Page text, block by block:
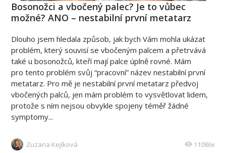
Bosonožci a vbočený palec? Je to vůbec
možné? ANO – nestabilní první metatarz
Dlouho jsem hledala způsob, jak bych Vám mohla ukázat
problém, který souvisí se vbočeným palcem a přetrvává
také u bosonožců, kteří mají palce úplně rovné. Mám
pro tento problém svůj “pracovní” název nestabilní první
metatarz. Pro mě je nestabilní první metatarz předvoj
vbočených palců, jen mám problém to vysvětlovat lidem,
protože s ním nejsou obvykle spojeny téměř žádné
symptomy...
Zuzana Kejíková 11086x